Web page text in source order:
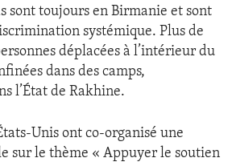
sont toujours en Birmanie et sont
systémique. Plus de
déplacées à l’intérieur du
dans des camps,
l’État de Rakhine.
Unis ont co-organisé une
sur le thème « Appuyer le soutien